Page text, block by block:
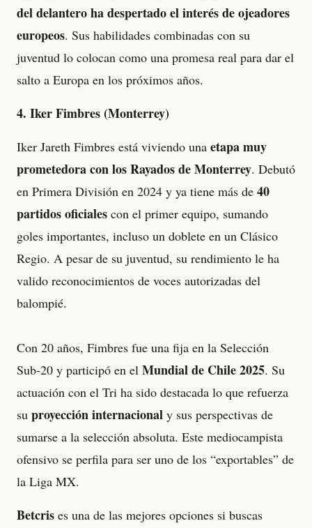
del delantero ha despertado el interés de ojeadores
europeos. Sus habilidades combinadas con su
juventud lo colocan como una promesa real para dar el
salto a Europa en los próximos años.
4. Iker Fimbres (Monterrey)
Iker Jareth Fimbres está viviendo una etapa muy
prometedora con los Rayados de Monterrey. Debutó
en Primera División en 2024 y ya tiene más de 40
partidos oficiales con el primer equipo, sumando
goles importantes, incluso un doblete en un Clásico
Regio. A pesar de su juventud, su rendimiento le ha
valido reconocimientos de voces autorizadas del
balompié.
Con 20 años, Fimbres fue una fija en la Selección
Sub-20 y participó en el Mundial de Chile 2025. Su
actuación con el Tri ha sido destacada lo que refuerza
su proyección internacional y sus perspectivas de
sumarse a la selección absoluta. Este mediocampista
ofensivo se perfila para ser uno de los “exportables” de
la Liga MX.
Betcris es una de las mejores opciones si buscas